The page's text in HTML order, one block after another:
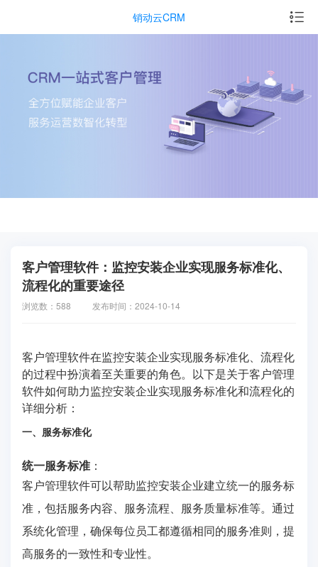
销动云CRM
客户管理软件：监控安装企业实现服务标准化、
流程化的重要途径
浏览数：588 发布时间：2024-10-14
客户管理软件在监控安装企业实现服务标准化、流程化
的过程中扮演着至关重要的角色。以下是关于客户管理
软件如何助力监控安装企业实现服务标准化和流程化的
详细分析：
一、服务标准化
统一服务标准 ：
客户管理软件可以帮助监控安装企业建立统一的服务标
准，包括服务内容、服务流程、服务质量标准等。通过
系统化管理，确保每位员工都遵循相同的服务准则，提
高服务的一致性和专业性。